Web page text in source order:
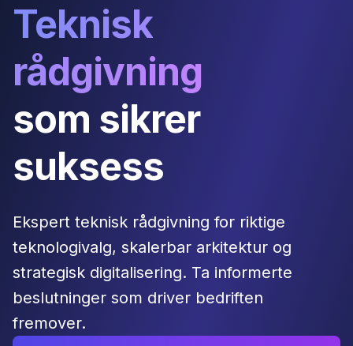
Teknisk
rådgivning
som sikrer
suksess
Ekspert teknisk rådgivning for riktige
teknologivalg, skalerbar arkitektur og
strategisk digitalisering. Ta informerte
beslutninger som driver bedriften
fremover.